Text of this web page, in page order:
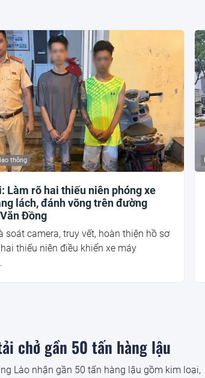
thông
Làm rõ hai thiếu niên phóng xe
lách, đánh võng trên đường
Đồng
soát camera, truy vết, hoàn thiện hồ sơ
thiếu niên điều khiển xe máy
chở gần 50 tấn hàng lậu
Lào nhận gần 50 tấn hàng lậu gồm kim loại,